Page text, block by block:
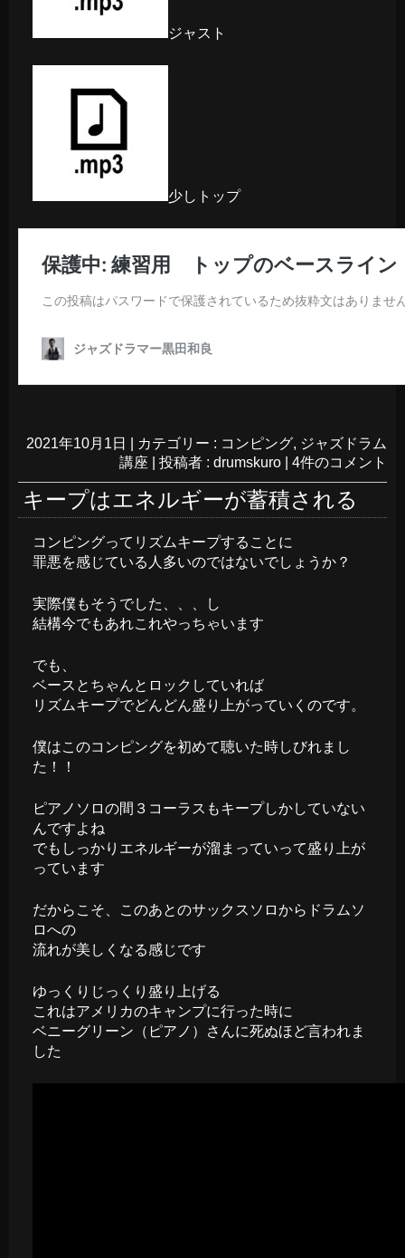
ジャスト
少しトップ
2021年10月1日 カテゴリー : コンピング, ジャズドラム
講座
投稿者 : drumskuro 4件のコメント
キープはエネルギーが蓄積される
コンピングってリズムキープすることに
罪悪を感じている人多いのではないでしょうか？
実際僕もそうでした、、、し
結構今でもあれこれやっちゃいます
でも、
ベースとちゃんとロックしていれば
リズムキープでどんどん盛り上がっていくのです。
僕はこのコンピングを初めて聴いた時しびれまし
た！！
ピアノソロの間３コーラスもキープしかしていない
んですよね
でもしっかりエネルギーが溜まっていって盛り上が
っています
だからこそ、このあとのサックスソロからドラムソ
ロへの
流れが美しくなる感じです
ゆっくりじっくり盛り上げる
これはアメリカのキャンプに行った時に
ベニーグリーン（ピアノ）さんに死ぬほど言われま
した